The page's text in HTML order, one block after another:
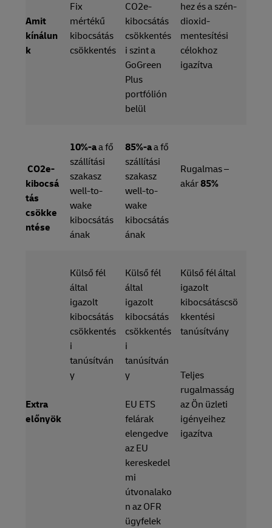
Amit
kínálun
k
Fix
mértékű
kibocsátás
csökkentés
CO2e-
kibocsátás
csökkentés
i szint a
GoGreen
Plus
portfólión
belül
hez és a szén-
dioxid-
mentesítési
célokhoz
igazítva
CO2e-
kibocsá
tás
csökke
ntése
10%-aa fő
szállítási
szakasz
well-to-
wake
kibocsátás
ának
85%-aa fő
szállítási
szakasz
well-to-
wake
kibocsátás
ának
Rugalmas –
akár85%
Extra
előnyök
Külső fél
által
igazolt
kibocsátás
csökkentés
i
tanúsítván
y
Külső fél
által
igazolt
kibocsátás
csökkentés
i
tanúsítván
y
EU ETS
felárak
elengedve
az EU
kereskedel
mi
útvonalako
n az OFR
ügyfelek
Külső fél által
igazolt
kibocsátáscsö
kkentési
tanúsítvány
Teljes
rugalmasság
az Ön üzleti
igényeihez
igazítva